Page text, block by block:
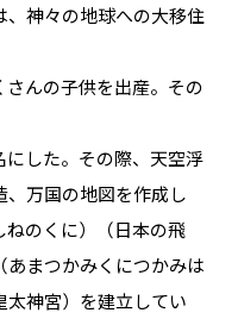
、神々の地球への大移住
んの子供を出産。その
した。その際、天空浮
万国の地図を作成し
のくに）（日本の飛
まつかみくにつかみは
太神宮）を建立してい